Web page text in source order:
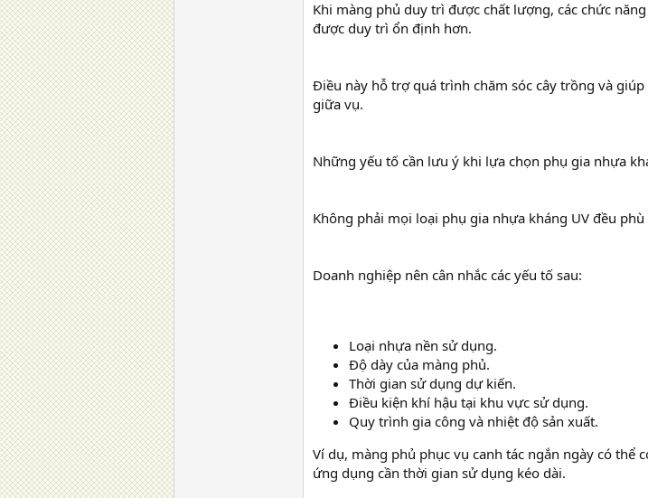
Khi màng phủ duy trì được chất lượng, các chức
được duy trì ổn định hơn.
Điều này hỗ trợ quá trình chăm sóc cây trồng và
giữa vụ.
Những yếu tố cần lưu ý khi lựa chọn phụ gia nhựa
Không phải mọi loại phụ gia nhựa kháng UV đều
Doanh nghiệp nên cân nhắc các yếu tố sau:
Loại nhựa nền sử dụng.
Độ dày của màng phủ.
Thời gian sử dụng dự kiến.
Điều kiện khí hậu tại khu vực sử dụng.
Quy trình gia công và nhiệt độ sản xuất.
Ví dụ, màng phủ phục vụ canh tác ngắn ngày có thể
ứng dụng cần thời gian sử dụng kéo dài.